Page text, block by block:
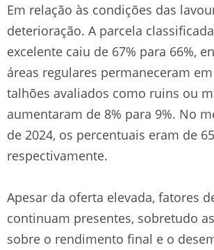
Em relação às condições das
deterioração. A parcela
excelente caiu de 67% para 66%,
áreas regulares permaneceram em
talhões avaliados como ruins ou
aumentaram de 8% para 9%. No
de 2024, os percentuais eram de
respectivamente.
Apesar da oferta elevada, fatores
continuam presentes, sobretudo
sobre o rendimento final e o